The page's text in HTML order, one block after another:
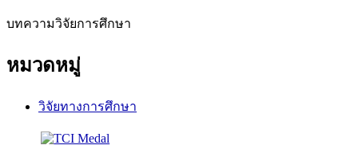
บทความวิจัยการศึกษา
หมวดหมู่
วิจัยทางการศึกษา